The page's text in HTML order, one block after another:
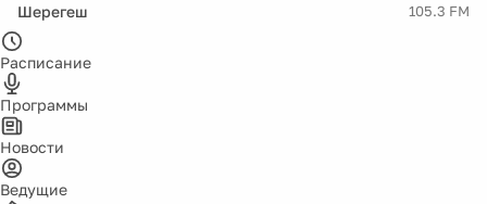
Шерегеш 105.3 FM
Расписание
Программы
Новости
Ведущие